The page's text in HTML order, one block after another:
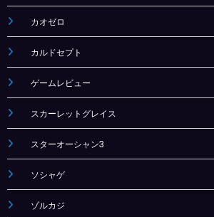
カオゼロ
カルドセプト
ゲームレビュー
スカーレットグレイス
スターオーシャン3
ソシャゲ
ゾルカジ